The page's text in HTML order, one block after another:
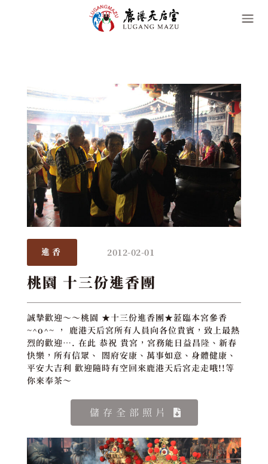
進香 2012-02-01
桃園 十三份進香團
誠摯歡迎～～桃園 ★十三份進香團★蒞臨本宮參香
~^o^~ ， 鹿港天后宮所有人員向各位貴賓，致上最熱
烈的歡迎…. 在此 恭祝 貴宮，宮務能日益昌隆、新春
快樂，所有信眾、 閤府安康、萬事如意、身體健康、
平安大吉利 歡迎隨時有空回來鹿港天后宮走走哦!!等
你來奉茶～
儲存全部照片